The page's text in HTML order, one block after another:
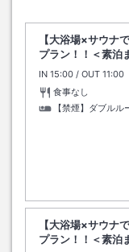
【大浴場×サウナ
プラン！！＜素泊
IN チェックイン
15:00 / OUT チェッ
11:00
食事なし
【禁煙】ダブル
【大浴場×サウナ
プラン！！＜素泊